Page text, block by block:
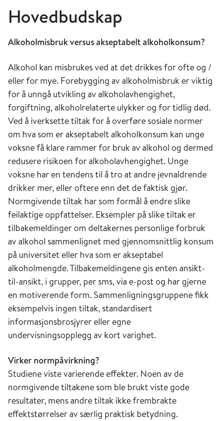
Hovedbudskap
Alkoholmisbruk versus akseptabelt alkoholkonsum?
Alkohol kan misbrukes ved at det drikkes for ofte og /
eller for mye. Forebygging av alkoholmisbruk er viktig
for å unngå utvikling av alkoholavhengighet,
forgiftning, alkoholrelaterte ulykker og for tidlig død.
Ved å iverksette tiltak for å overføre sosiale normer
om hva som er akseptabelt alkoholkonsum kan unge
voksne få klare rammer for bruk av alkohol og dermed
redusere risikoen for alkoholavhengighet. Unge
voksne har en tendens til å tro at andre jevnaldrende
drikker mer, eller oftere enn det de faktisk gjør.
Normgivende tiltak har som formål å endre slike
feilaktige oppfattelser. Eksempler på slike tiltak er
tilbakemeldinger om deltakernes personlige forbruk
av alkohol sammenlignet med gjennomsnittlig konsum
på universitet eller hva som er akseptabel
alkoholmengde. Tilbakemeldingene gis enten ansikt-
til-ansikt, i grupper, per sms, via e-post og har gjerne
en motiverende form. Sammenligningsgruppene fikk
eksempelvis ingen tiltak, standardisert
informasjonsbrosjyrer eller egne
undervisningsopplegg av kort varighet.
Virker normpåvirkning?
Studiene viste varierende effekter. Noen av de
normgivende tiltakene som ble brukt viste gode
resultater, mens andre tiltak ikke frembrakte
effektstørrelser av særlig praktisk betydning.